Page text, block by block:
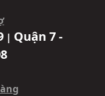
| Quận 7 -